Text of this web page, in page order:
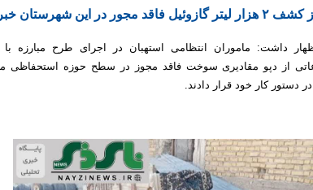
شهرستان خبر داد
داشت: ماموران انتظامی استهبان در اجرای طرح مبارزه با
از دپو مقادیری سوخت فاقد مجوز در سطح حوزه استحفاظی
دستور کار خود قرار دادند.